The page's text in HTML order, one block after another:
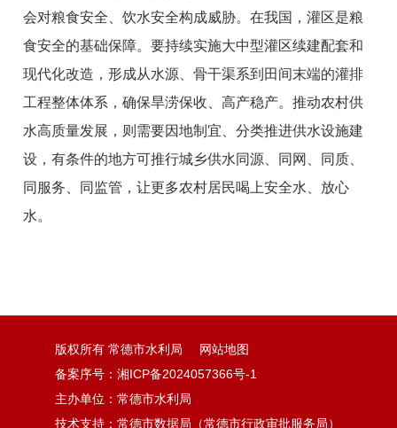
会对粮食安全、饮水安全构成威胁。在我国，灌区是粮
食安全的基础保障。要持续实施大中型灌区续建配套和
现代化改造，形成从水源、骨干渠系到田间末端的灌排
工程整体体系，确保旱涝保收、高产稳产。推动农村供
水高质量发展，则需要因地制宜、分类推进供水设施建
设，有条件的地方可推行城乡供水同源、同网、同质、
同服务、同监管，让更多农村居民喝上安全水、放心
水。
版权所有 常德市水利局
网站地图
备案序号：湘ICP备2024057366号-1
主办单位：常德市水利局
技术支持：常德市数据局（常德市行政审批服务局）